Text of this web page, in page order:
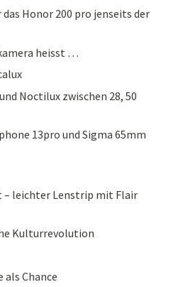
Honor 200 pro jenseits der
heisst …
Noctilux zwischen 28, 50
13pro und Sigma 65mm
– leichter Lenstrip mit Flair
Kulturrevolution
als Chance